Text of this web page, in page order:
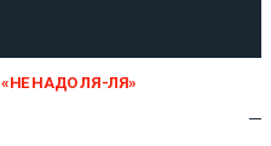
«НЕ НАДО ЛЯ-ЛЯ»